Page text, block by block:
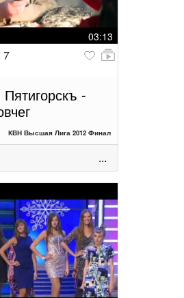
03:13
-
КВН Высшая Лига 2012 Финал
...